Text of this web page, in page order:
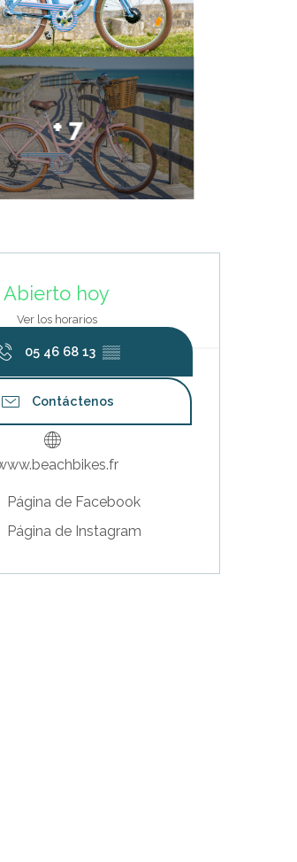
+ 7
Abierto hoy
Ver los horarios
05 46 68 13 ▒▒
Contáctenos
Página de Facebook
Página de Instagram